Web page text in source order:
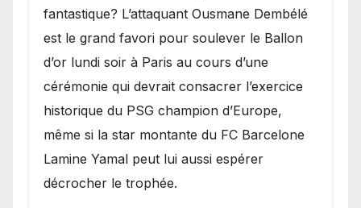
fantastique? L’attaquant Ousmane Dembélé
est le grand favori pour soulever le Ballon
d’or lundi soir à Paris au cours d’une
cérémonie qui devrait consacrer l’exercice
historique du PSG champion d’Europe,
même si la star montante du FC Barcelone
Lamine Yamal peut lui aussi espérer
décrocher le trophée.